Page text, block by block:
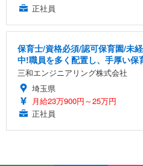
正社員
保育士/資格必須/認可保育園/未
中!職員を多く配置し、手厚い保
三和エンジニアリング株式会社
埼玉県
月給23万900円～25万円
正社員